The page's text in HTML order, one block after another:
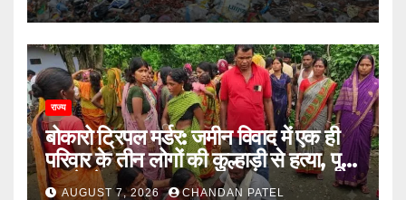
राज्य
बोकारो ट्रिपल मर्डर: जमीन विवाद में एक ही
परिवार के तीन लोगों की कुल्हाड़ी से हत्या, पूरे
इलाके में दहशत
AUGUST 7, 2026 CHANDAN PATEL